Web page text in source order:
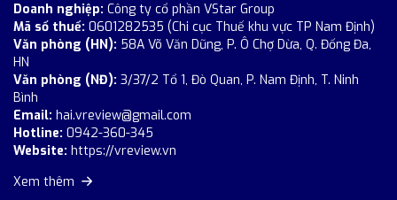
Doanh nghiệp: Công ty cổ phần VStar Group
Mã số thuế: 0601282535 (Chi cục Thuế khu vực TP Nam Định)
Văn phòng (HN): 58A Võ Văn Dũng, P. Ô Chợ Dừa, Q. Đống Đa,
HN
Văn phòng (NĐ): 3/37/2 Tổ 1, Đò Quan, P. Nam Định, T. Ninh
Bình
Email: hai.vreview@gmail.com
Hotline: 0942-360-345
Website: https://vreview.vn
Xem thêm